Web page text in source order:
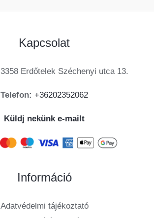
Kapcsolat
3358 Erdőtelek Széchenyi utca 13.
Telefon: +36202352062
Küldj nekünk e-mailt
Információ
Adatvédelmi tájékoztató